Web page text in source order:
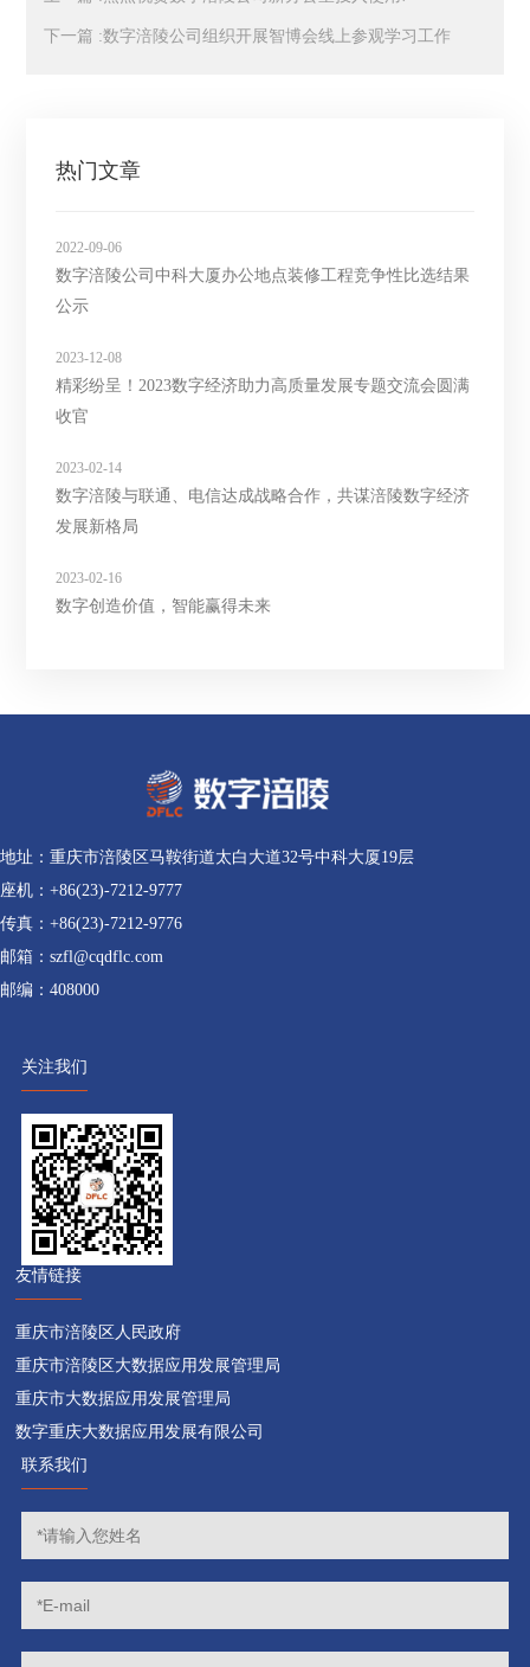
下一篇 :数字涪陵公司组织开展智博会线上参观学习工作
热门文章
2022-09-06
数字涪陵公司中科大厦办公地点装修工程竞争性比选结果
公示
2023-12-08
精彩纷呈！2023数字经济助力高质量发展专题交流会圆满
收官
2023-02-14
数字涪陵与联通、电信达成战略合作，共谋涪陵数字经济
发展新格局
2023-02-16
数字创造价值，智能赢得未来
地址：重庆市涪陵区马鞍街道太白大道32号中科大厦19层
座机：+86(23)-7212-9777
传真：+86(23)-7212-9776
邮箱：szfl@cqdflc.com
邮编：408000
关注我们
友情链接
重庆市涪陵区人民政府
重庆市涪陵区大数据应用发展管理局
重庆市大数据应用发展管理局
数字重庆大数据应用发展有限公司
联系我们